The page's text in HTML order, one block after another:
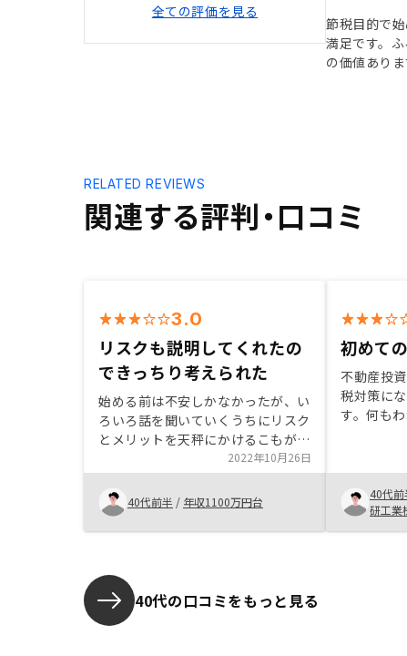
全ての評価を見る
節税目的で
満足です。
の価値ありま
関連する評判・口コミ
RELATED REVIEWS
3.0
リスクも説明してくれたの
できっちり考えられた
始める前は不安しかなかったが、い
ろいろ話を聞いていくうちにリスク
とメリットを天秤にかけるこもがで
きた。またRENOSYだとアプリ管理
でのワンストップもできることもあ
り、結果、自分の資産形成をしっか
り考えることができ、始める決心が
できた。
2022年10月26日
40代前半 / 年収1100万円台
初めて
不動産投
税対策に
す。何も
コントロ
とがわか
実際に勉
らなかっ
計算する
40代前
研工業
40代の口コミをもっと見る